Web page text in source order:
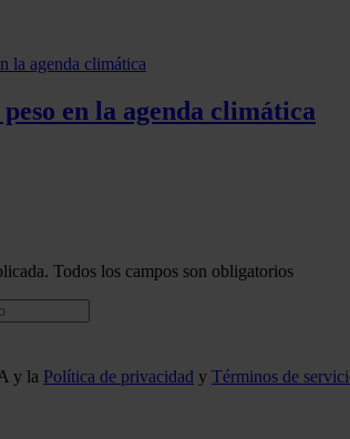
en la agenda climática
Todos los campos son obligatorios
y la Política de privacidad y Términos de